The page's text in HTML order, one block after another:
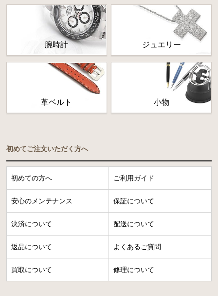
腕時計 ジュエリー
革ベルト 小物
初めてご注文いただく方へ
初めての方へ ご利用ガイド
安心のメンテナンス 保証について
決済について 配送について
返品について よくあるご質問
買取について 修理について